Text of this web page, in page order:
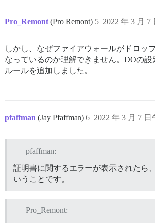
Pro_Remont (Pro Remont) 2022 年 3 月 7
5
しかし、なぜファイアウォールがドロッ
なっているのか理解できません。DOの設
ルールを追加しました。
pfaffman (Jay Pfaffman) 2022 年 3 月 7 日
6
pfaffman:
証明書に関するエラーが表示されたら
いうことです。
Pro_Remont: